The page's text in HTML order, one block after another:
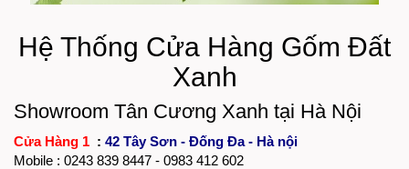
Hệ Thống Cửa Hàng Gốm Đất
Xanh
Showroom Tân Cương Xanh tại Hà Nội
Cửa Hàng 1 : 42 Tây Sơn - Đống Đa - Hà nội
Mobile : 0243 839 8447 - 0983 412 602